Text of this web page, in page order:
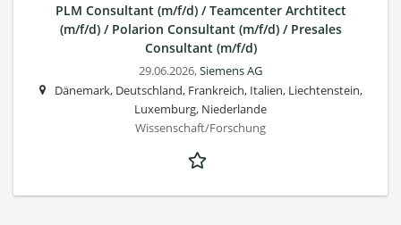
PLM Consultant (m/f/d) / Teamcenter Archtitect
(m/f/d) / Polarion Consultant (m/f/d) / Presales
Consultant (m/f/d)
29.06.2026,Siemens AG
Dänemark, Deutschland, Frankreich, Italien, Liechtenstein,
Luxemburg, Niederlande
Wissenschaft/Forschung